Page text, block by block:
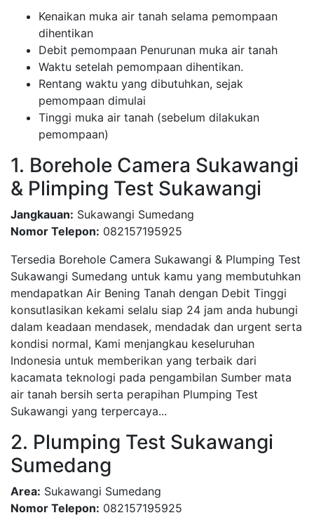
Kenaikan muka air tanah selama pemompaan
dihentikan
Debit pemompaan Penurunan muka air tanah
Waktu setelah pemompaan dihentikan.
Rentang waktu yang dibutuhkan, sejak
pemompaan dimulai
Tinggi muka air tanah (sebelum dilakukan
pemompaan)
1. Borehole Camera Sukawangi
& Plimping Test Sukawangi
Jangkauan: Sukawangi Sumedang
Nomor Telepon: 082157195925
Tersedia Borehole Camera Sukawangi & Plumping Test
Sukawangi Sumedang untuk kamu yang membutuhkan
mendapatkan Air Bening Tanah dengan Debit Tinggi
konsutlasikan kekami selalu siap 24 jam anda hubungi
dalam keadaan mendasek, mendadak dan urgent serta
kondisi normal, Kami menjangkau keseluruhan
Indonesia untuk memberikan yang terbaik dari
kacamata teknologi pada pengambilan Sumber mata
air tanah bersih serta perapihan Plumping Test
Sukawangi yang terpercaya...
2. Plumping Test Sukawangi
Sumedang
Area: Sukawangi Sumedang
Nomor Telepon: 082157195925